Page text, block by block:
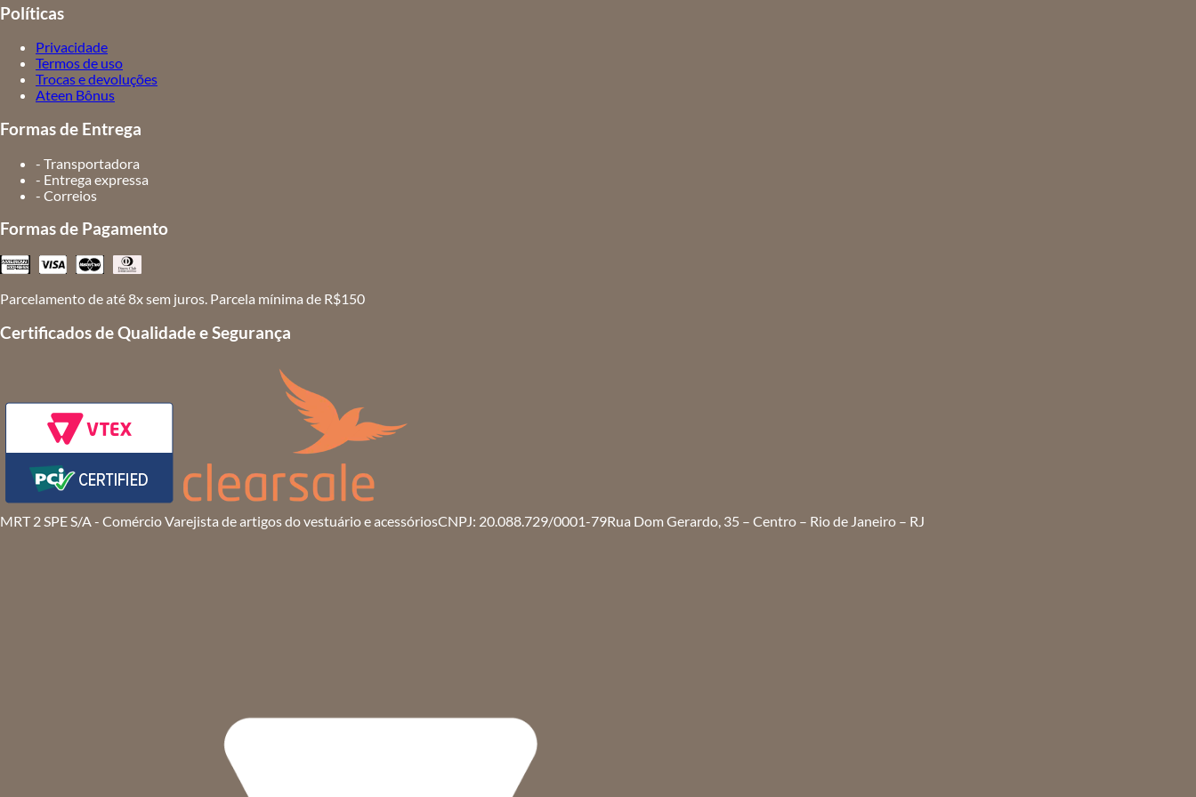
Políticas
Privacidade
Termos de uso
Trocas e devoluções
Ateen Bônus
Formas de Entrega
- Transportadora
- Entrega expressa
- Correios
Formas de Pagamento
Parcelamento de até 8x sem juros. Parcela mínima de R$150
Certificados de Qualidade e Segurança
MRT 2 SPE S/A - Comércio Varejista de artigos do vestuário e acessóriosCNPJ: 20.088.729/0001-79Rua Dom Gerardo, 35 – Centro – Rio de Janeiro – RJ